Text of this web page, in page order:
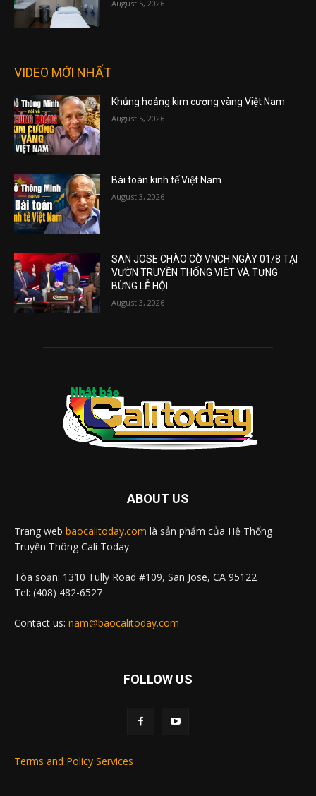
August 5, 2026
VIDEO MỚI NHẤT
Khủng hoảng kim cương vàng Việt Nam
August 5, 2026
Bài toán kinh tế Việt Nam
August 3, 2026
SAN JOSE CHÀO CỜ VNCH NGÀY 01/8 TẠI
VƯỜN TRUYỀN THỐNG VIỆT VÀ TƯNG
BỪNG LỄ HỘI
August 3, 2026
ABOUT US
Trang web baocalitoday.com là sản phẩm của Hệ Thống
Truyền Thông Cali Today
Tòa soạn: 1310 Tully Road #109, San Jose, CA 95122
Tel: (408) 482-6527
Contact us: nam@baocalitoday.com
FOLLOW US
Terms and Policy Services